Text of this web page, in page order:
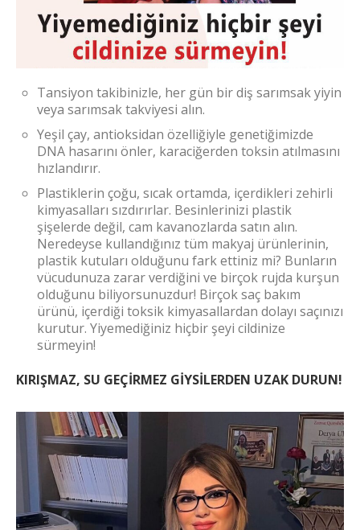
Tansiyon takibinizle, her gün bir diş sarımsak yiyin
veya sarımsak takviyesi alın.
Yeşil çay, antioksidan özelliğiyle genetiğimizde
DNA hasarını önler, karaciğerden toksin atılmasını
hızlandırır.
Plastiklerin çoğu, sıcak ortamda, içerdikleri zehirli
kimyasalları sızdırırlar. Besinlerinizi plastik
şişelerde değil, cam kavanozlarda satın alın.
Neredeyse kullandığınız tüm makyaj ürünlerinin,
plastik kutuları olduğunu fark ettiniz mi? Bunların
vücudunuza zarar verdiğini ve birçok rujda kurşun
olduğunu biliyorsunuzdur! Birçok saç bakım
ürünü, içerdiği toksik kimyasallardan dolayı saçınızı
kurutur. Yiyemediğiniz hiçbir şeyi cildinize
sürmeyin!
KIRIŞMAZ, SU GEÇİRMEZ GİYSİLERDEN UZAK DURUN!